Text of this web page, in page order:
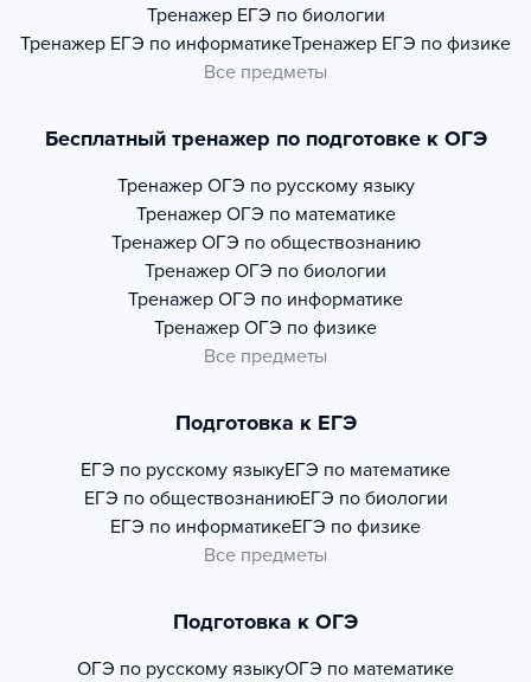
Тренажер ЕГЭ по биологии
Тренажер ЕГЭ по информатикеТренажер ЕГЭ по физике
Все предметы
Бесплатный тренажер по подготовке к ОГЭ
Тренажер ОГЭ по русскому языку
Тренажер ОГЭ по математике
Тренажер ОГЭ по обществознанию
Тренажер ОГЭ по биологии
Тренажер ОГЭ по информатике
Тренажер ОГЭ по физике
Все предметы
Подготовка к ЕГЭ
ЕГЭ по русскому языкуЕГЭ по математике
ЕГЭ по обществознаниюЕГЭ по биологии
ЕГЭ по информатикеЕГЭ по физике
Все предметы
Подготовка к ОГЭ
ОГЭ по русскому языкуОГЭ по математике